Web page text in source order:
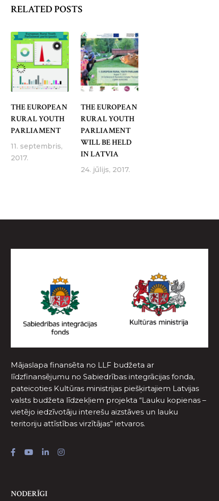
RELATED POSTS
THE EUROPEAN
RURAL YOUTH
PARLIAMENT
11. septembris,
2017.
THE EUROPEAN
RURAL YOUTH
PARLIAMENT
WILL BE HELD
IN LATVIA
24. jūlijs, 2017.
Mājaslapa finansēta no LLF budžeta ar
līdzfinansējumu no Sabiedrības integrācijas fonda,
pateicoties Kultūras ministrijas piešķirtajiem Latvijas
valsts budžeta līdzekļiem projekta “Lauku kopienas –
vietējo iedzīvotāju interešu aizstāves un lauku
teritoriju attīstības virzītājas” ietvaros.
NODERĪGI